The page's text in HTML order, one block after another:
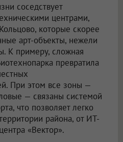
соседствует
центрами,
которые скорее
арт-объекты, нежели
К примеру, сложная
превратила
При этом все зоны —
— связаны системой
что позволяет легко
района, от ИТ-
«Вектор».